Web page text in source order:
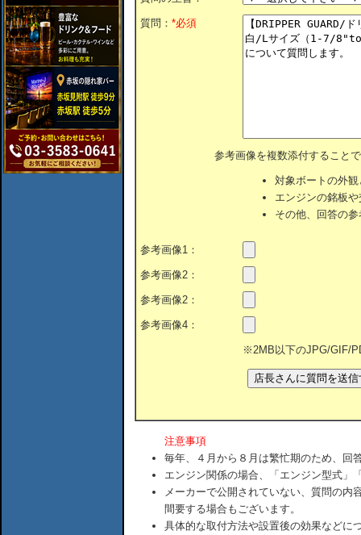
質問： *必須
参考画像を複数添付すること
対象ボートの外
エンジンの銘板
その他、回答の
参考画像1：
参考画像2：
参考画像2：
参考画像4：
※2MB以下のJPG/GIF/
注意事項
毎年、４月から８月は繁忙期のため、回
エンジン関係の場合、「エンジン型式」
メーカーで公開されていない、質問の内
間要する場合もございます。
具体的な取付方法や設置後の効果などに